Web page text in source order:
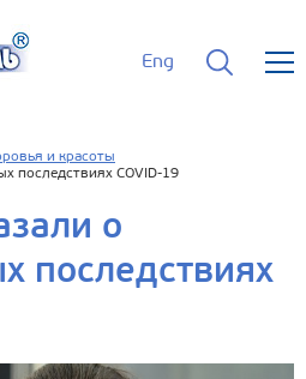
Eng
и красоты
последствиях COVID-19
о
последствиях